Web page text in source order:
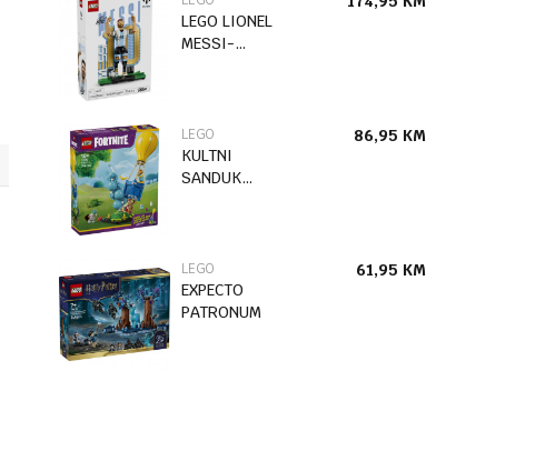
LEGO LIONEL
MESSI-
LEGO
KULTNI
SANDUK
86,95 KM
LEGO
EXPECTO
PATRONUM
61,95 KM